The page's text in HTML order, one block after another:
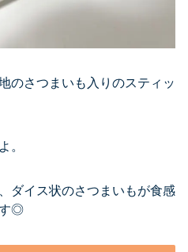
のさつまいも入りのスティッ
。
ダイス状のさつまいもが食感
す◎